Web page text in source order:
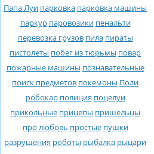
Папа Луи парковка парковка машины
паркур паровозики пенальти
перевозка грузов пила пираты
пистолеты побег из тюрьмы повар
пожарные машины познавательные
поиск предметов покемоны Поли
робокар полиция поцелуи
прикольные прицепы пришельцы
про любовь простые пушки
разрушения роботы рыбалка рыцари